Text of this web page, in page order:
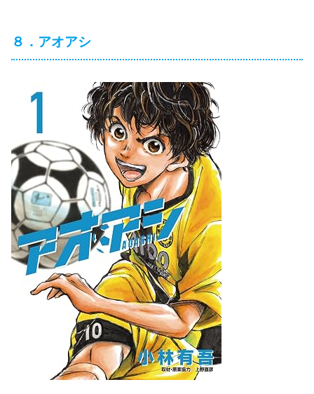
８．アオアシ